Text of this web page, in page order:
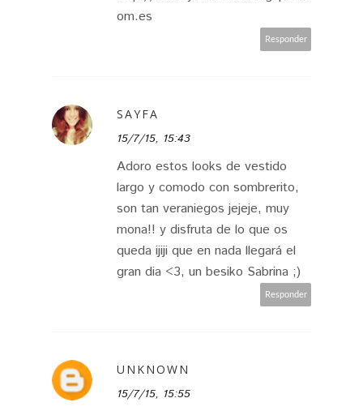
om.es
Responder
SAYFA
15/7/15, 15:43
Adoro estos looks de vestido
largo y comodo con sombrerito,
son tan veraniegos jejeje, muy
mona!! y disfruta de lo que os
queda ijiji que en nada llegará el
gran dia <3, un besiko Sabrina ;)
Responder
UNKNOWN
15/7/15, 15:55